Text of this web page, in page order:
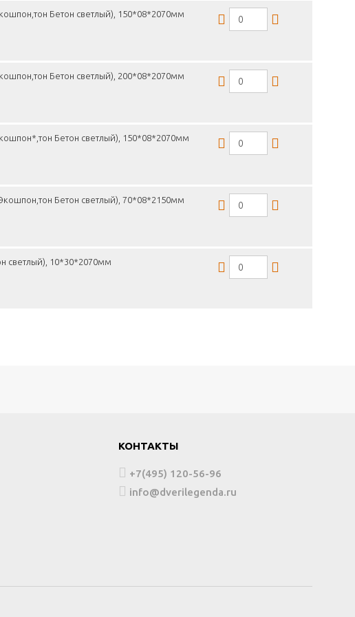
Бетон светлый), 150*08*2070мм
Бетон светлый), 200*08*2070мм
Бетон светлый), 150*08*2070мм
Бетон светлый), 70*08*2150мм
светлый), 10*30*2070мм
КОНТАКТЫ
+7(495) 120-56-96
info@dverilegenda.ru